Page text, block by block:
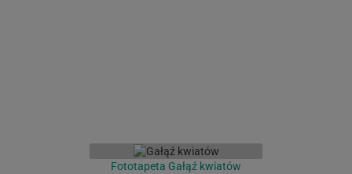
Fototapeta Gałąź kwiatów